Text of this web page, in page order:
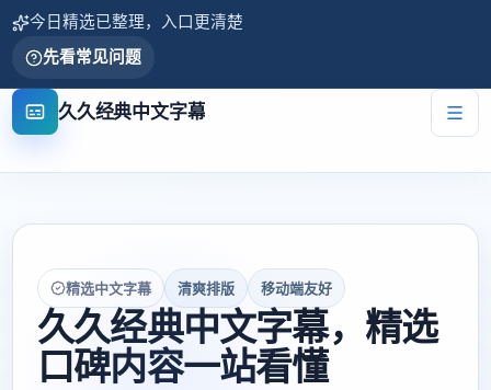
今日精选已整理，入口更清楚
先看常见问题
久久经典中文字幕
精选中文字幕 清爽排版 移动端友好
久久经典中文字幕，精选
口碑内容一站看懂